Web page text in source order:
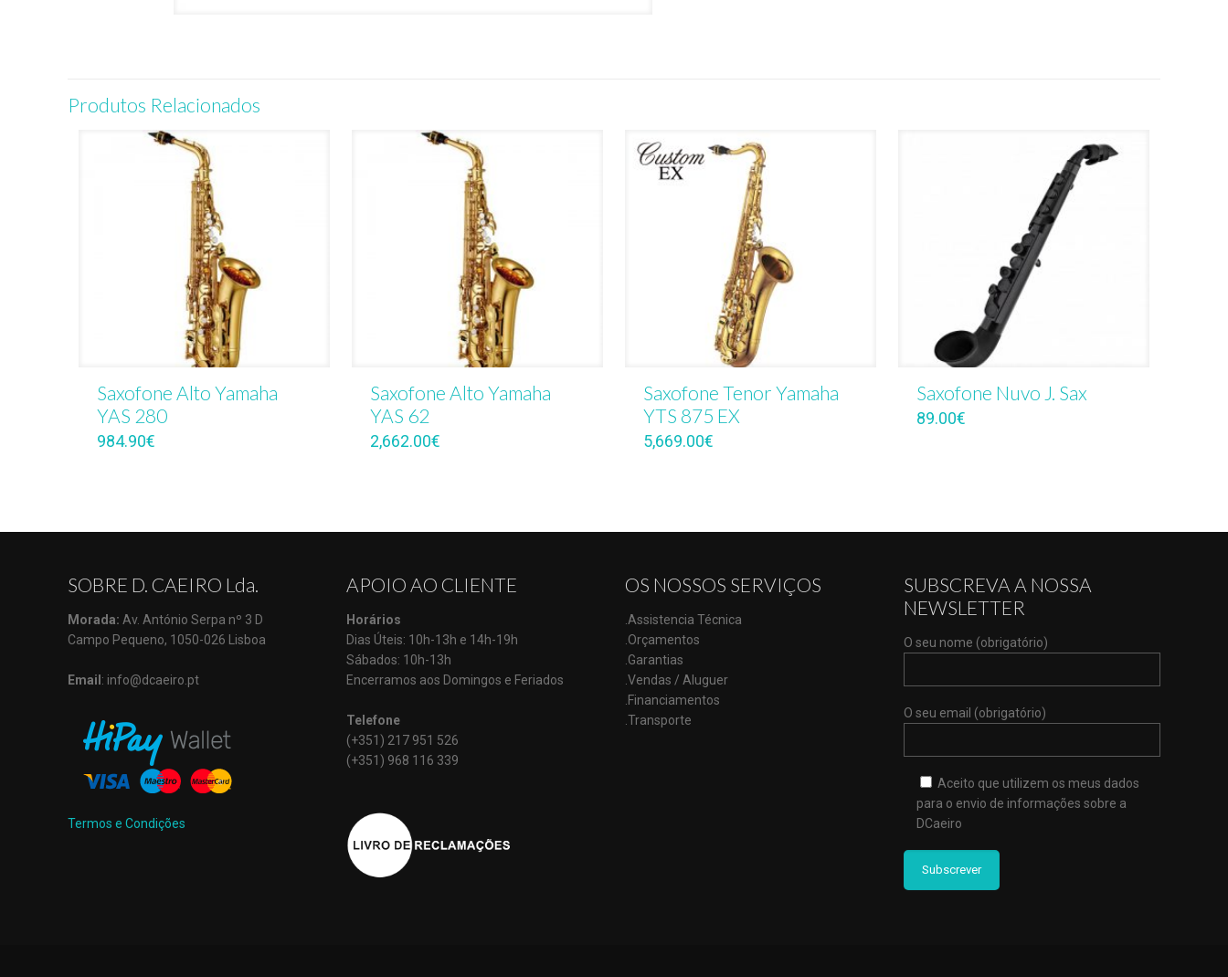
Produtos Relacionados
Saxofone Alto Yamaha
YAS 280
984.90€
Saxofone Alto Yamaha
YAS 62
2,662.00€
Saxofone Tenor Yamaha
YTS 875 EX
5,669.00€
Saxofone Nuvo J. Sax
89.00€
SOBRE D. CAEIRO Lda.
Morada: Av. António Serpa nº 3 D
Campo Pequeno, 1050-026 Lisboa
Email : info@dcaeiro.pt
Termos e Condições
APOIO AO CLIENTE
Horários
Dias Úteis: 10h-13h e 14h-19h
Sábados: 10h-13h
Encerramos aos Domingos e Feriados
Telefone
(+351) 217 951 526
(+351) 968 116 339
OS NOSSOS SERVIÇOS
.Assistencia Técnica
.Orçamentos
.Garantias
.Vendas / Aluguer
.Financiamentos
.Transporte
SUBSCREVA A NOSSA
NEWSLETTER
O seu nome (obrigatório)
O seu email (obrigatório)
Aceito que utilizem os meus dados
para o envio de informações sobre a
DCaeiro